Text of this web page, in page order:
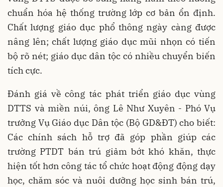
chuẩn hóa hệ thống trường lớp cơ bản ổn định.
Chất lượng giáo dục phổ thông ngày càng được
nâng lên; chất lượng giáo dục mũi nhọn có tiến
bộ rõ nét; giáo dục dân tộc có nhiều chuyển biến
tích cực.
Đánh giá về công tác phát triển giáo dục vùng
DTTS và miền núi, ông Lê Như Xuyên - Phó Vụ
trưởng Vụ Giáo dục Dân tộc (Bộ GD&ĐT) cho biết:
Các chính sách hỗ trợ đã góp phần giúp các
trường PTDT bán trú giảm bớt khó khăn, thực
hiện tốt hơn công tác tổ chức hoạt động động dạy
học, chăm sóc và nuôi dưỡng học sinh bán trú,